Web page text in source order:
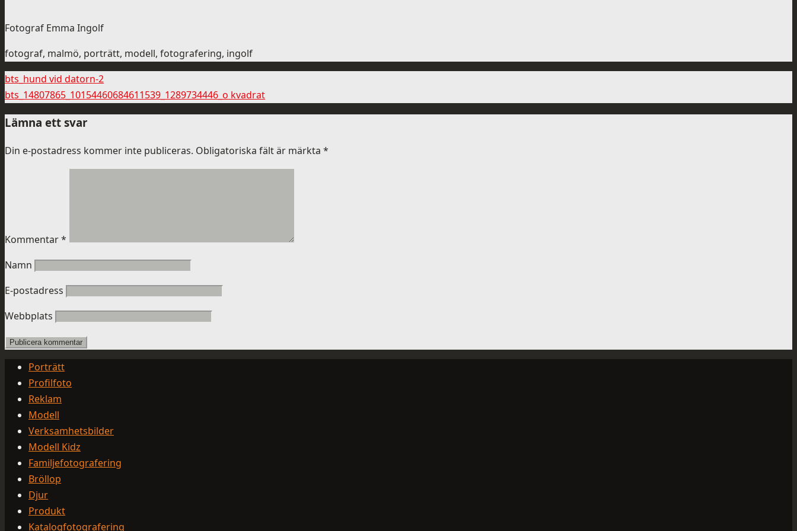
Fotograf Emma Ingolf
fotograf, malmö, porträtt, modell, fotografering, ingolf
bts_hund vid datorn-2
bts_14807865_10154460684611539_1289734446_o kvadrat
Lämna ett svar
Din e-postadress kommer inte publiceras. Obligatoriska fält är märkta *
Kommentar*
Namn
E-postadress
Webbplats
Porträtt
Profilfoto
Reklam
Modell
Verksamhetsbilder
Modell Kidz
Familjefotografering
Bröllop
Djur
Produkt
Katalogfotografering